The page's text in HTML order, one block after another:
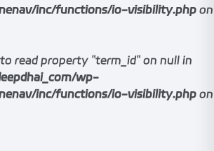
inc/functions/io-visibility.php on
read property "term_id" on null in
wp-
inc/functions/io-visibility.php on